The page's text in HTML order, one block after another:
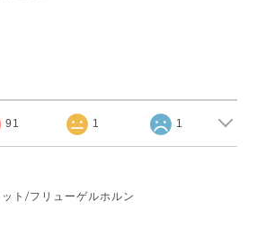
91 1 1
ト/フリューゲルホルン